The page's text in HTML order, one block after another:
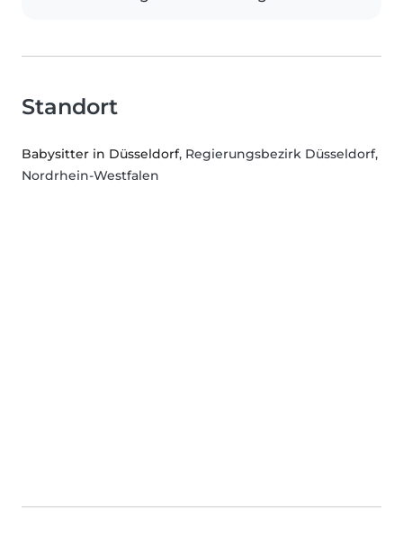
Standort
Babysitter in Düsseldorf, Regierungsbezirk Düsseldorf,
Nordrhein-Westfalen